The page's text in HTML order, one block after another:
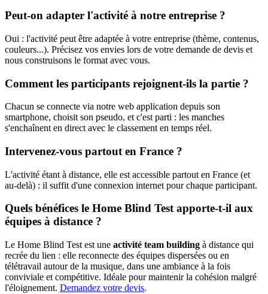
Peut-on adapter l'activité à notre entreprise ?
Oui : l'activité peut être adaptée à votre entreprise (thème, contenus,
couleurs...). Précisez vos envies lors de votre demande de devis et
nous construisons le format avec vous.
Comment les participants rejoignent-ils la partie ?
Chacun se connecte via notre web application depuis son
smartphone, choisit son pseudo, et c'est parti : les manches
s'enchaînent en direct avec le classement en temps réel.
Intervenez-vous partout en France ?
L'activité étant à distance, elle est accessible partout en France (et
au-delà) : il suffit d'une connexion internet pour chaque participant.
Quels bénéfices le Home Blind Test apporte-t-il aux
équipes à distance ?
Le Home Blind Test est une activité team building à distance qui
recrée du lien : elle reconnecte des équipes dispersées ou en
télétravail autour de la musique, dans une ambiance à la fois
conviviale et compétitive. Idéale pour maintenir la cohésion malgré
l'éloignement. Demandez votre devis.